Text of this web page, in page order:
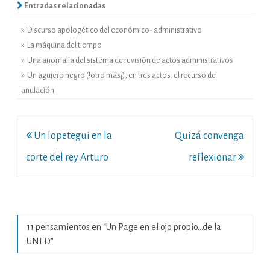
Entradas relacionadas
» Discurso apologético del económico- administrativo
» La máquina del tiempo
» Una anomalía del sistema de revisión de actos administrativos
» Un agujero negro (!otro más¡), en tres actos: el recurso de
anulación
Navegación
de
Un lopetegui en la
corte del rey Arturo
Quizá convenga
reflexionar
11 pensamientos en “Un Page en el ojo propio…de la
UNED”